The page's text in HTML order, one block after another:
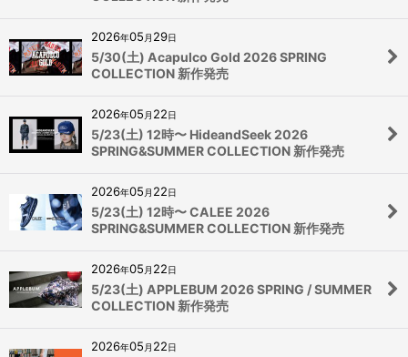
2026年05 月 29日
5/30(土) Acapulco Gold 2026 SPRING
COLLECTION 新作発売
2026年05 月 22日
5/23(土) 12時〜 HideandSeek 2026
SPRING&SUMMER COLLECTION 新作発売
2026年05 月 22日
5/23(土) 12時〜 CALEE 2026
SPRING&SUMMER COLLECTION 新作発売
2026年05 月 22日
5/23(土) APPLEBUM 2026 SPRING / SUMMER
COLLECTION 新作発売
2026年05 月 22日